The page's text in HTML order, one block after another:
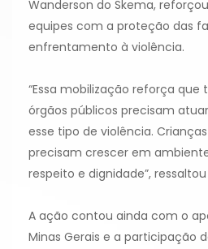
Wanderson do Skema,
equipes com a proteção das
enfrentamento à violência.
“Essa mobilização reforça que
órgãos públicos precisam
esse tipo de violência.
precisam crescer em
respeito e dignidade”,
A ação contou ainda com o
Minas Gerais e a participação